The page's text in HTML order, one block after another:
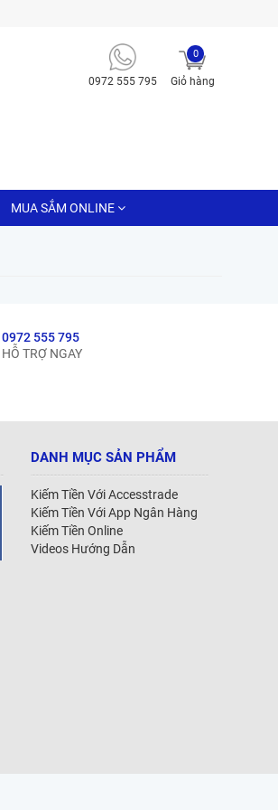
0972 555 795 Giỏ hàng
0
MUA SẮM ONLINE
0972 555 795
HỖ TRỢ NGAY
DANH MỤC SẢN PHẨM
Kiếm Tiền Với Accesstrade
Kiếm Tiền Với App Ngân Hàng
Kiếm Tiền Online
Videos Hướng Dẫn